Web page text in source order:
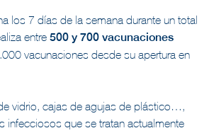
los 7 días de la semana durante un total
entre 500 y 700 vacunaciones
vacunaciones desde su apertura en
vidrio, cajas de agujas de plástico…,
infecciosos que se tratan actualmente